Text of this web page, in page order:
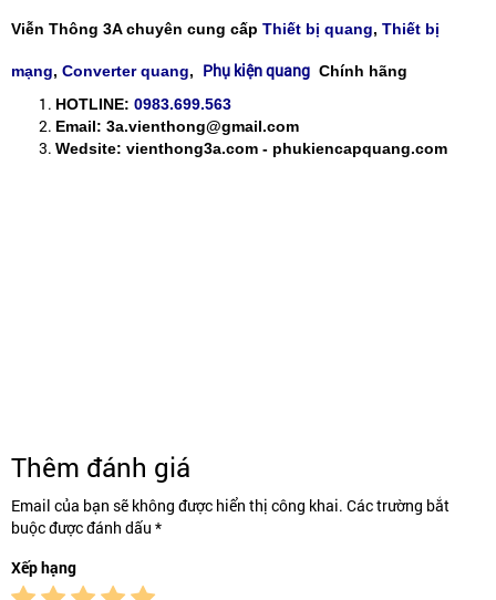
Viễn Thông 3A chuyên cung cấp Thiết bị quang, Thiết bị
mạng, Converter quang, Phụ kiện quang Chính hãng
HOTLINE: 0983.699.563
Email: 3a.vienthong@gmail.com
Wedsite: vienthong3a.com - phukiencapquang.com
Thêm đánh giá
Email của bạn sẽ không được hiển thị công khai. Các trường bắt
buộc được đánh dấu *
Xếp hạng